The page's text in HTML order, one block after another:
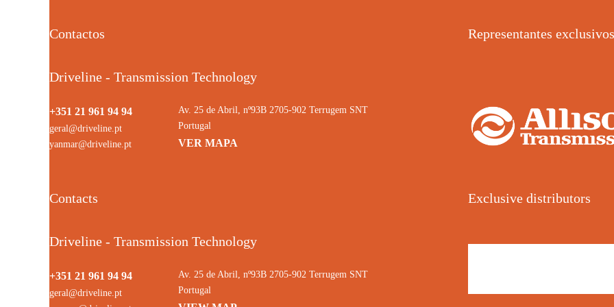
Contactos
Driveline - Transmission Technology
+351 21 961 94 94
geral@driveline.pt
yanmar@driveline.pt
Av. 25 de Abril, nº93B 2705-902 Terrugem SNT
Portugal
VER MAPA
Representantes exclusivos
Contacts
Driveline - Transmission Technology
+351 21 961 94 94
geral@driveline.pt
Av. 25 de Abril, nº93B 2705-902 Terrugem SNT
Portugal
Exclusive distributors